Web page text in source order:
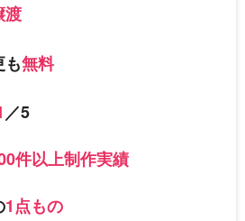
渡
も無料
／5
件以上制作実績
1点もの